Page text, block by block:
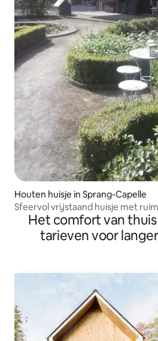
Houten huisje in Sprang-Capelle
Sfeervol vrijstaand huisje met
Het comfort van
tarieven voor